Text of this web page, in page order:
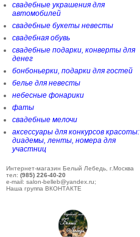
свадебные украшения для
автомобилей
свадебные букеты невесты
свадебная обувь
свадебные подарки, конверты для
денег
бонбоньерки, подарки для гостей
белье для невесты
небесные фонарики
фаты
свадебные мелочи
аксессуары для конкурсов красоты:
диадемы, ленты, номера для
участниц
Интернет-магазин Белый Лебедь, г.Москва
тел: (985) 226-40-20
e-mail: salon-belleb@yandex.ru;
Наша группа ВКОНТАКТЕ